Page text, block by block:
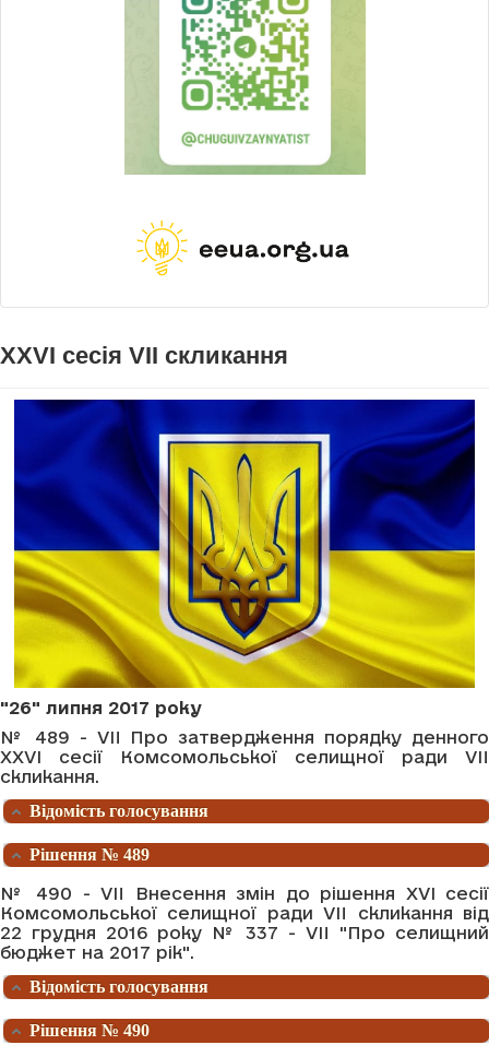
XXVI сесія VII скликання
"26" липня 2017 року
№ 489 - VII Про затвердження порядку денного
XXVI сесії Комсомольської селищної ради VII
скликання.
Відомість голосування
Рішення № 489
№ 490 - VII Внесення змін до рішення XVI сесії
Комсомольської селищної ради VII скликання від
22 грудня 2016 року № 337 - VII "Про селищний
бюджет на 2017 рік".
Відомість голосування
Рішення № 490